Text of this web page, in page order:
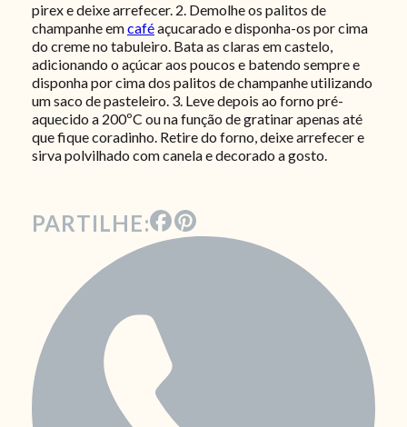
pirex e deixe arrefecer. 2. Demolhe os palitos de
champanhe emcaféaçucarado e disponha-os por cima
do creme no tabuleiro. Bata as claras em castelo,
adicionando o açúcar aos poucos e batendo sempre e
disponha por cima dos palitos de champanhe utilizando
um saco de pasteleiro. 3. Leve depois ao forno pré-
aquecido a 200ºC ou na função de gratinar apenas até
que fique coradinho. Retire do forno, deixe arrefecer e
sirva polvilhado com canela e decorado a gosto.
PARTILHE: